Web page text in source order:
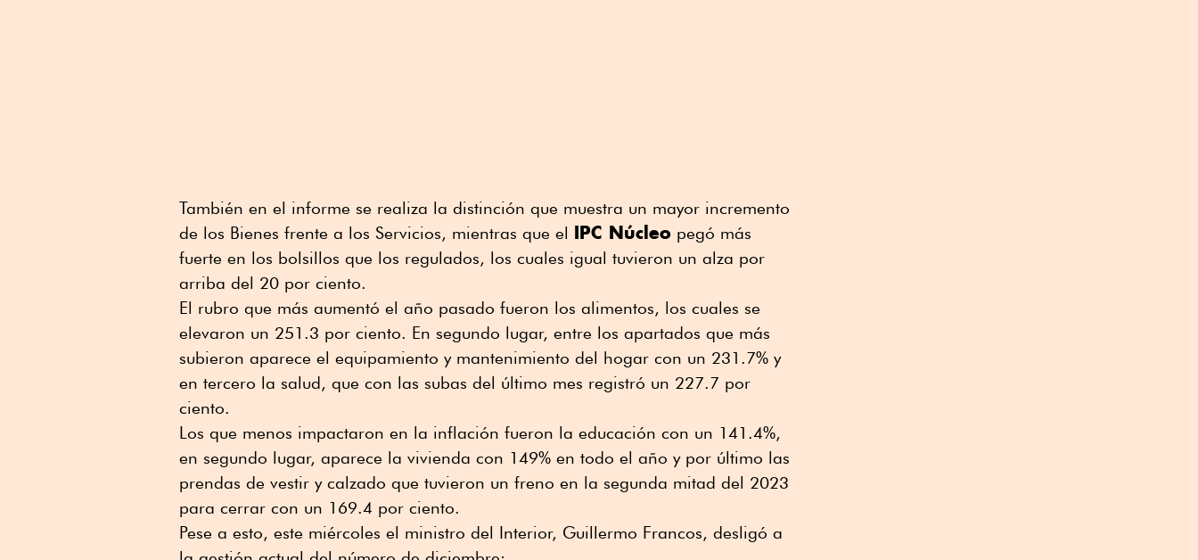
También en el informe se realiza la distinción que muestra un mayor incremento
de los Bienes frente a los Servicios, mientras que el IPC Núcleo pegó más
fuerte en los bolsillos que los regulados, los cuales igual tuvieron un alza por
arriba del 20 por ciento.
El rubro que más aumentó el año pasado fueron los alimentos, los cuales se
elevaron un 251.3 por ciento. En segundo lugar, entre los apartados que más
subieron aparece el equipamiento y mantenimiento del hogar con un 231.7% y
en tercero la salud, que con las subas del último mes registró un 227.7 por
ciento.
Los que menos impactaron en la inflación fueron la educación con un 141.4%,
en segundo lugar, aparece la vivienda con 149% en todo el año y por último las
prendas de vestir y calzado que tuvieron un freno en la segunda mitad del 2023
para cerrar con un 169.4 por ciento.
Pese a esto, este miércoles el ministro del Interior, Guillermo Francos, desligó a